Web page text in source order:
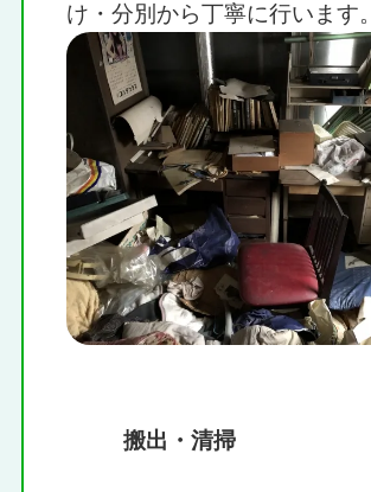
け・分別から丁寧に行います。
搬出・清掃